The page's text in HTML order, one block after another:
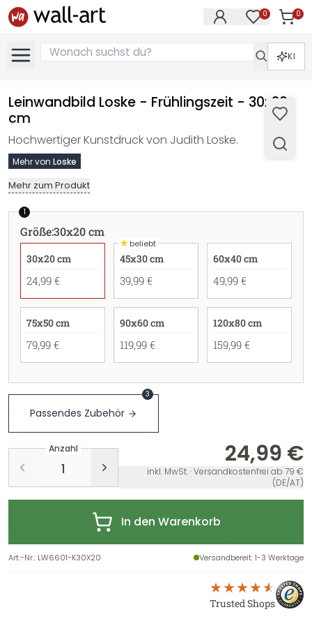
0 0
KI
Leinwandbild Loske - Frühlingszeit - 30x20
cm
Hochwertiger Kunstdruck von Judith Loske.
Mehr von Loske
Mehr zum Produkt
1
Größe:30x20 cm
30x20 cm
24,99 €
★beliebt
45x30 cm
39,99 €
60x40 cm
49,99 €
75x50 cm
79,99 €
90x60 cm
119,99 €
120x80 cm
159,99 €
Passendes Zubehör
3
Anzahl 24,99 €
inkl. MwSt. · Versandkostenfrei ab 79 €
(DE/AT)
In den Warenkorb
Art.-Nr.: LW6601-K30X20 Versandbereit: 1-3 Werktage
Trusted Shops